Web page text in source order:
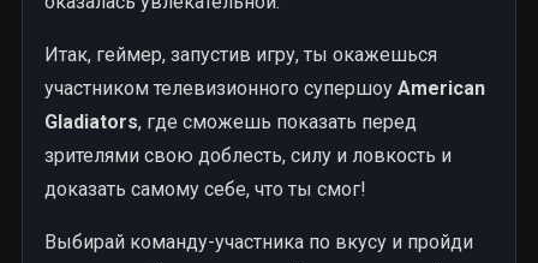
Итак, геймер, запустив игру, ты окажешься
участником телевизионного супершоу American
Gladiators, где сможешь показать перед
зрителями свою доблесть, силу и ловкость и
доказать самому себе, что ты смог!
Выбирай команду-участника по вкусу и пройди